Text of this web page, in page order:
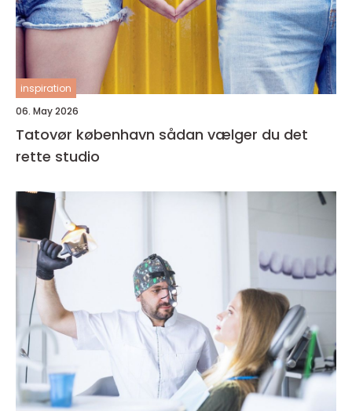
inspiration
06. May 2026
Tatovør københavn sådan vælger du det
rette studio